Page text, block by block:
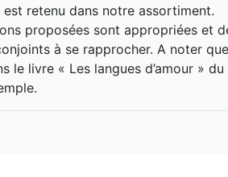
de renom il donne des
sur le thème du mariage et
de radio A Love Language
Life Consultants Inc.", une
et du couple. Il a épousé Karolyn
deux petits-enfants.
retenu dans notre assortiment.
proposées sont appropriées et
à se rapprocher. A noter
le livre « Les langues d’amour »